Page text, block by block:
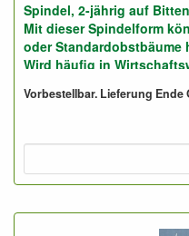
Spindel, 2-jährig auf
Mit dieser Spindelform
oder Standardobstbäume
Wird häufig in
verwendet.
Auch für größere
Sie können diese
armen, trockenen Böden,
Vorbestellbar. Lieferung